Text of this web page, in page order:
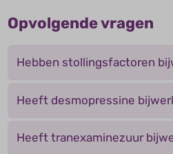
Opvolgende vragen
Hebben stollingsfactoren
Heeft desmopressine
Heeft tranexaminezuur